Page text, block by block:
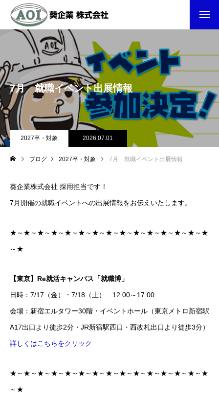
7月 就職イベント出展情報
2027卒・対象 2026.07.01
ブログ 2027卒・対象 7月 就職イベント出展情報
葵企業株式会社 採用担当です！
7月開催の就職イベントへの出展情報をお伝えいたします。
★～★～★～★～★～★～★～★～★～★～★～★～★～★～★
～★
【東京】Re就活キャンパス「就職博」
日時：7/17（金）・7/18（土） 12:00～17:00
会場：新宿エルタワー30階・イベントホール（東京メトロ新宿駅
A17出口より徒歩2分・JR新宿駅西口・西改札出口より徒歩3分）
詳しくはこちらをクリック
★～★～★～★～★～★～★～★～★～★～★～★～★～★～★
～★